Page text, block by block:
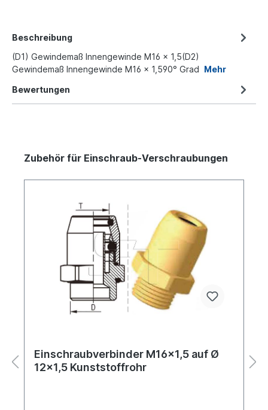
Beschreibung
(D1) Gewindemaß Innengewinde M16 x 1,5(D2)
Gewindemaß Innengewinde M16 x 1,590° Grad Mehr
Bewertungen
Zubehör für Einschraub-Verschraubungen
Einschraubverbinder M16x1,5 auf Ø
12x1,5 Kunststoffrohr